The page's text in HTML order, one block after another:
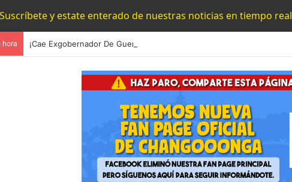
Suscríbete y estate enterado de nuestras noticias en tiempo real
hora ¡Cae Exgobernador De Guerrero! Implicado En Caso Ayotzinapa